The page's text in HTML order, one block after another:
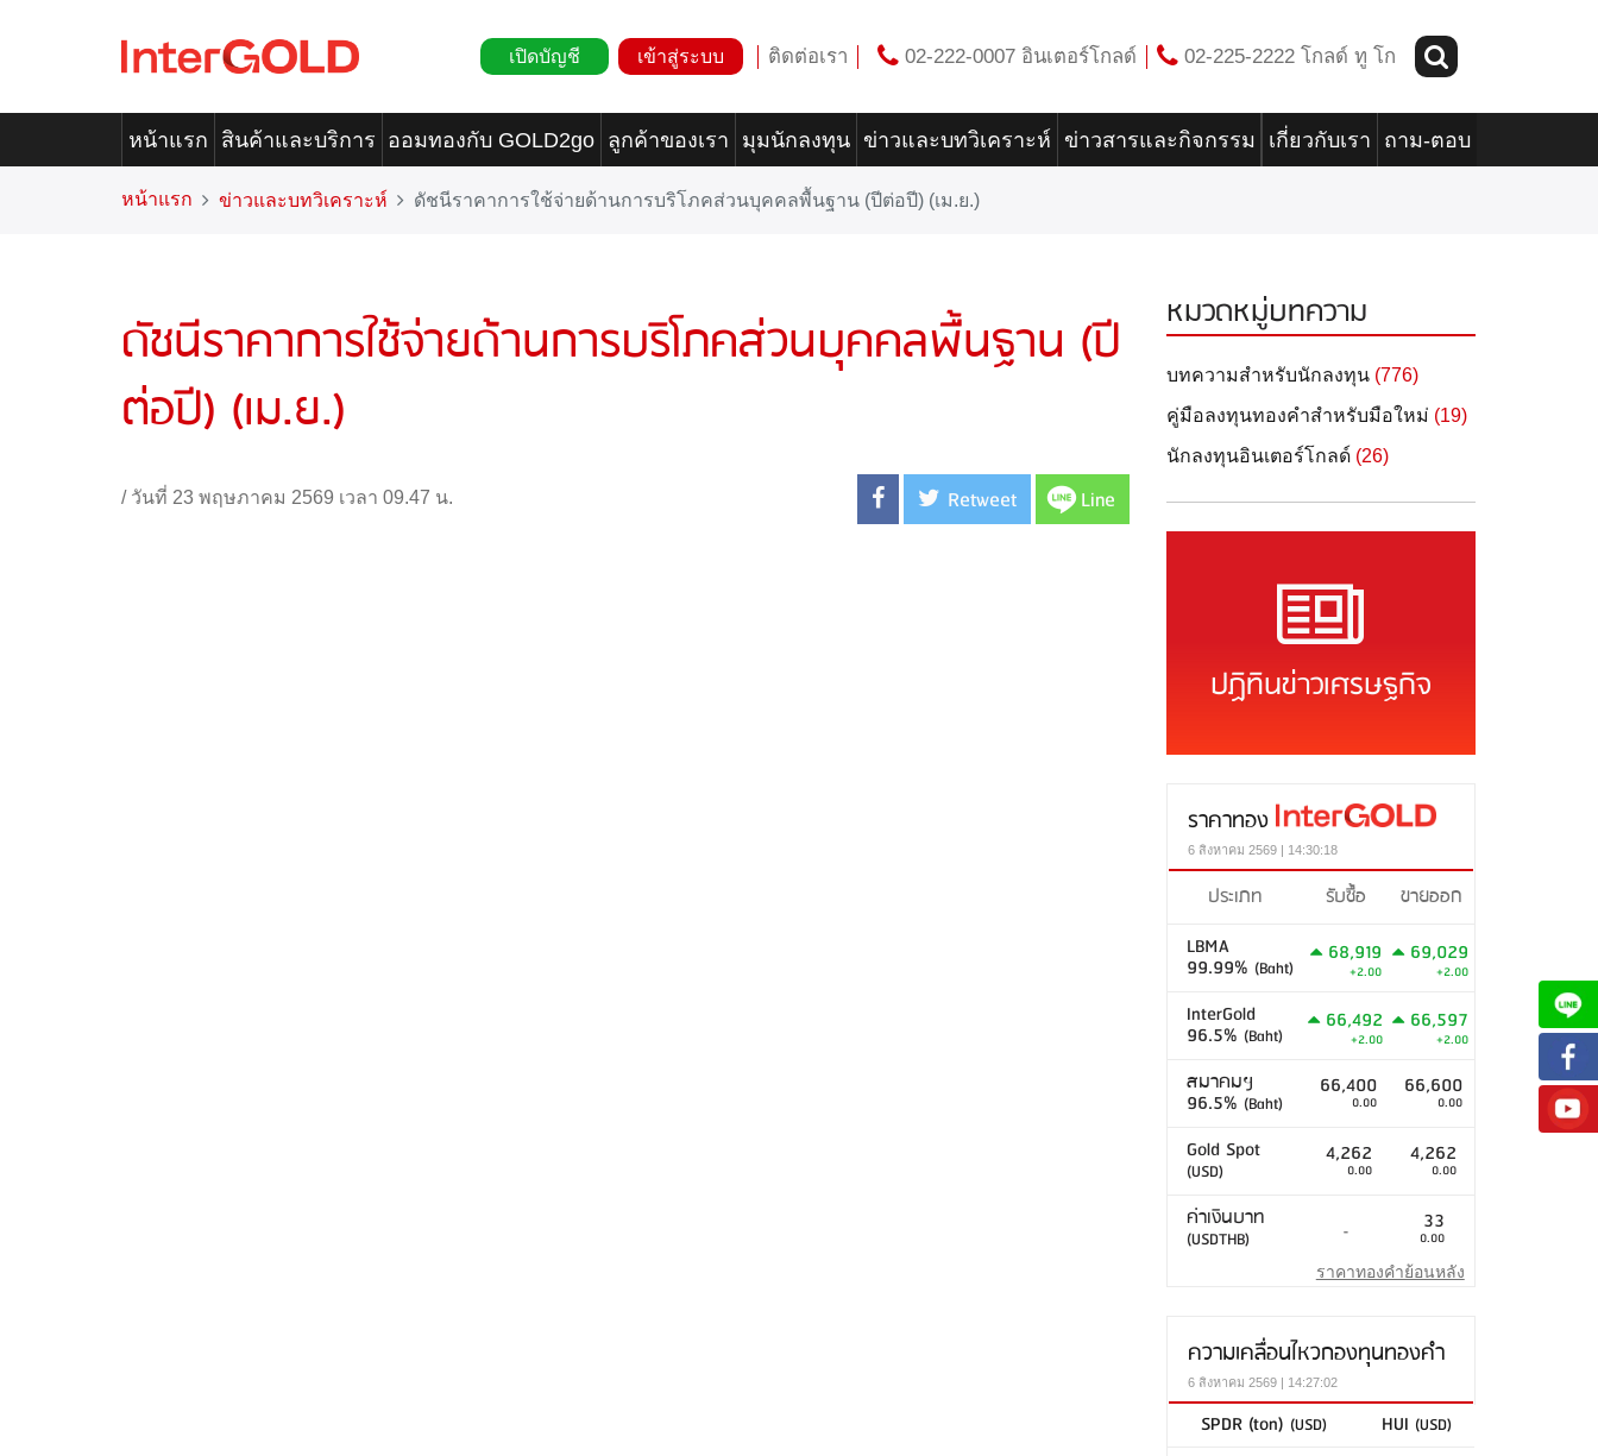
เปิดบัญชี เข้าสู่ระบบ ติดต่อเรา 02-222-0007 อินเตอร์โกลด์ 02-225-2222 โกลด์ ทู โก
หน้าแรก สินค้าและบริการ ออมทองกับ GOLD2go ลูกค้าของเรา มุมนักลงทุน ข่าวและบทวิเคราะห์ ข่าวสารและกิจกรรม เกี่ยวกับเรา ถาม-ตอบ
หน้าแรก ข่าวและบทวิเคราะห์ ดัชนีราคาการใช้จ่ายด้านการบริโภคส่วนบุคคลพื้นฐาน (ปีต่อปี) (เม.ย.)
ดัชนีราคาการใช้จ่ายด้านการบริโภคส่วนบุคคลพื้นฐาน (ปี
ต่อปี) (เม.ย.)
/ วันที่ 23 พฤษภาคม 2569 เวลา 09.47 น. Retweet Line
หมวดหมู่บทความ
บทความสำหรับนักลงทุน (776)
คู่มือลงทุนทองคำสำหรับมือใหม่ (19)
นักลงทุนอินเตอร์โกลด์ (26)
ปฏิทินข่าวเศรษฐกิจ
ราคาทอง
6 สิงหาคม 2569 | 14:30:18
ประเภท รับซื้อ
ขายออก
LBMA
99.99% (Baht)
68,919
+2.00
69,029
+2.00
InterGold
96.5% (Baht)
66,492
+2.00
66,597
+2.00
สมาคมฯ
96.5% (Baht)
66,400
0.00
66,600
0.00
Gold Spot
(USD)
4,262
0.00
4,262
0.00
ค่าเงินบาท
(USDTHB) - 33
0.00
ราคาทองคำย้อนหลัง
ความเคลื่อนไหวกองทุนทองคำ
6 สิงหาคม 2569 | 14:27:02
SPDR (ton) (USD) HUI (USD)